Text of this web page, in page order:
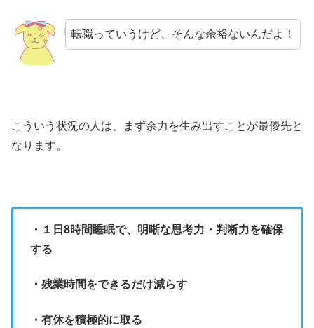
転職っていうけど、そんな余裕ないんだよ！
こういう状況の人は、まず余力を生み出すことが最優先と
なります。
・１日8時間睡眠で、明晰な思考力・判断力を確保
する
・残業時間をできるだけ減らす
・有休を積極的に取る